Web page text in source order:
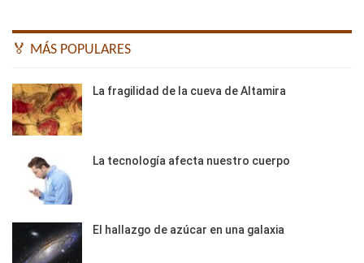
🏅 MÁS POPULARES
La fragilidad de la cueva de Altamira
La tecnología afecta nuestro cuerpo
El hallazgo de azúcar en una galaxia